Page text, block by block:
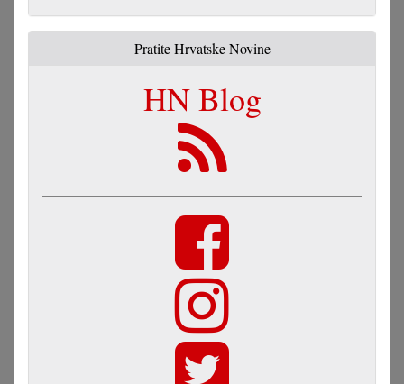
Pratite Hrvatske Novine
HN Blog